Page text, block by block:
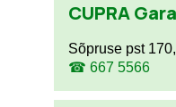
CUPRA
Sõpruse pst
☎ 667 5566